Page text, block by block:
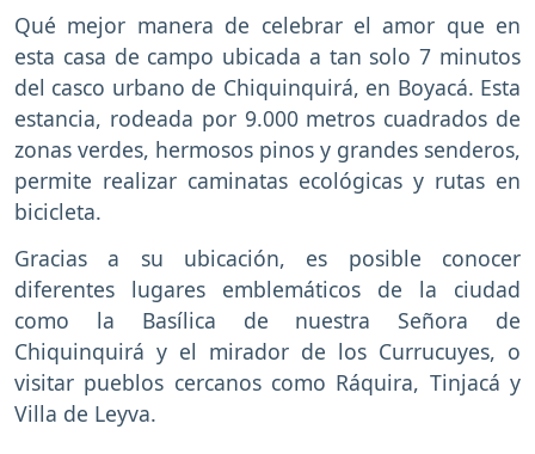
Qué mejor manera de celebrar el amor que en
esta casa de campo ubicada a tan solo 7 minutos
del casco urbano de Chiquinquirá, en Boyacá. Esta
estancia, rodeada por 9.000 metros cuadrados de
zonas verdes, hermosos pinos y grandes senderos,
permite realizar caminatas ecológicas y rutas en
bicicleta.
Gracias a su ubicación, es posible conocer
diferentes lugares emblemáticos de la ciudad
como la Basílica de nuestra Señora de
Chiquinquirá y el mirador de los Currucuyes, o
visitar pueblos cercanos como Ráquira, Tinjacá y
Villa de Leyva.